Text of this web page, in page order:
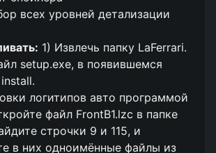
всех уровней детализации
1) Извлечь папку LaFerrari.
setup.exe, в появившемся
логитипов авто программой
файл FrontB1.lzc в папке
строчки 9 и 115, и
в них одноимённые файлы из